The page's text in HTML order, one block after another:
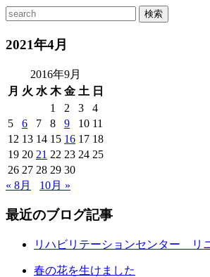
2021年4月
2016年9月
月 火 水 木 金 土 日
1
2 3
4
5
6 7 8 9 10 11
12 13 14 15 16 17 18
19 20 21 22 23 24 25
26 27 28 29 30
« 8月
10月 »
最近のブログ記事
リハビリテーションセンター リ
春の花を生けました